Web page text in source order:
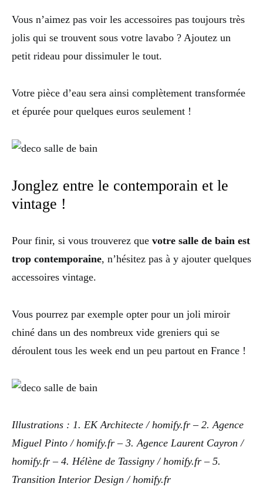
Vous n’aimez pas voir les accessoires pas toujours très
jolis qui se trouvent sous votre lavabo ? Ajoutez un
petit rideau pour dissimuler le tout.
Votre pièce d’eau sera ainsi complètement transformée
et épurée pour quelques euros seulement !
Jonglez entre le contemporain et le
vintage !
Pour finir, si vous trouverez que votre salle de bain est
trop contemporaine, n’hésitez pas à y ajouter quelques
accessoires vintage.
Vous pourrez par exemple opter pour un joli miroir
chiné dans un des nombreux vide greniers qui se
déroulent tous les week end un peu partout en France !
Illustrations : 1. EK Architecte / homify.fr – 2. Agence
Miguel Pinto / homify.fr – 3. Agence Laurent Cayron /
homify.fr – 4. Hélène de Tassigny / homify.fr – 5.
Transition Interior Design / homify.fr